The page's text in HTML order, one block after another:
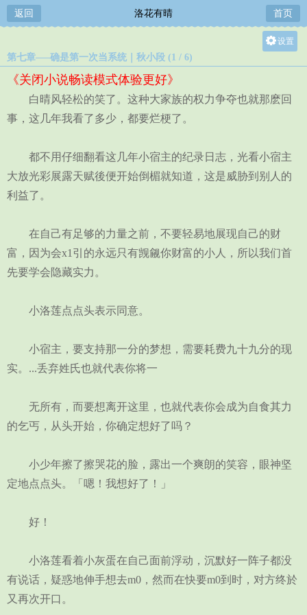
返回 洛花有晴 首页
设置
中
第七章—–确是第一次当系统｜秋小段 (1 / 6)
《关闭小说畅读模式体验更好》
白晴风轻松的笑了。这种大家族的权力争夺也就那麽回
事，这几年我看了多少，都要烂梗了。
都不用仔细翻看这几年小宿主的纪录日志，光看小宿主
大放光彩展露天赋後便开始倒楣就知道，这是威胁到别人的
利益了。
在自己有足够的力量之前，不要轻易地展现自己的财
富，因为会x1引的永远只有觊觎你财富的小人，所以我们首
先要学会隐藏实力。
小洛莲点点头表示同意。
小宿主，要支持那一分的梦想，需要耗费九十九分的现
实。...丢弃姓氏也就代表你将一
无所有，而要想离开这里，也就代表你会成为自食其力
的乞丐，从头开始，你确定想好了吗？
小少年擦了擦哭花的脸，露出一个爽朗的笑容，眼神坚
定地点点头。「嗯！我想好了！」
好！
小洛莲看着小灰蛋在自己面前浮动，沉默好一阵子都没
有说话，疑惑地伸手想去m0，然而在快要m0到时，对方终於
又再次开口。